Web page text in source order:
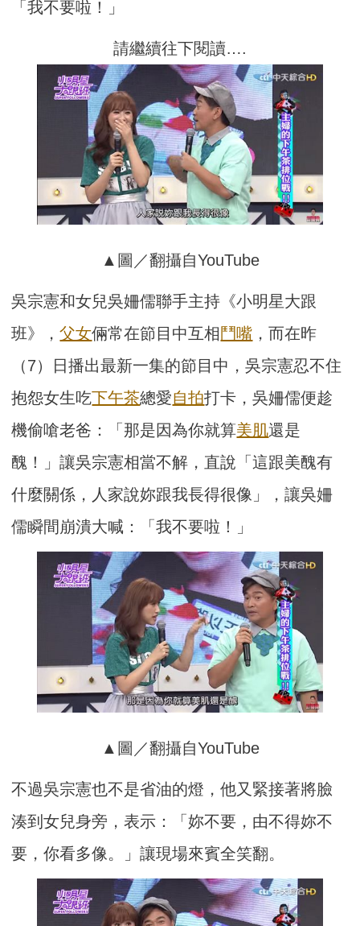
「我不要啦！」
請繼續往下閱讀….
▲圖／翻攝自YouTube
吳宗憲和女兒吳姍儒聯手主持《小明星大跟
班》，父女倆常在節目中互相 鬥嘴 ，而在昨
（7）日播出最新一集的節目中，吳宗憲忍不住
抱怨女生吃下午茶總愛自拍打卡，吳姍儒便趁
機偷嗆老爸：「那是因為你就算美肌還是
醜！」讓吳宗憲相當不解，直說「這跟美醜有
什麼關係，人家說妳跟我長得很像」，讓吳姍
儒瞬間崩潰大喊：「我不要啦！」
▲圖／翻攝自YouTube
不過吳宗憲也不是省油的燈，他又緊接著將臉
湊到女兒身旁，表示：「妳不要，由不得妳不
要，你看多像。」讓現場來賓全笑翻。